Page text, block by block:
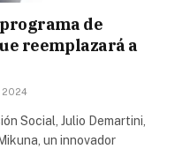
de
reemplazará a
2024
Social, Julio Demartini,
un innovador